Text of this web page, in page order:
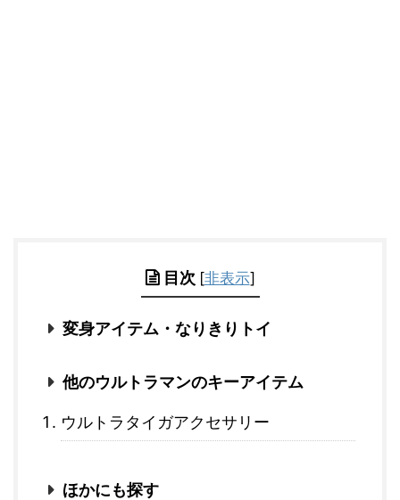
目次 [非表示]
変身アイテム・なりきりトイ
他のウルトラマンのキーアイテム
ウルトラタイガアクセサリー
ほかにも探す